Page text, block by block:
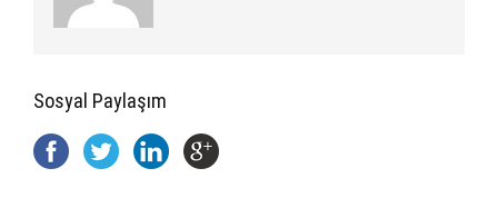
Sosyal Paylaşım